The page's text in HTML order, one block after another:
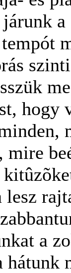
a
hogy
mire
lesz
a
hátunk